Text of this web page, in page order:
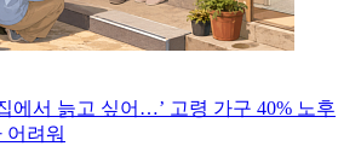
에서 늙고 싶어…’ 고령 가구 40% 노후
어려워